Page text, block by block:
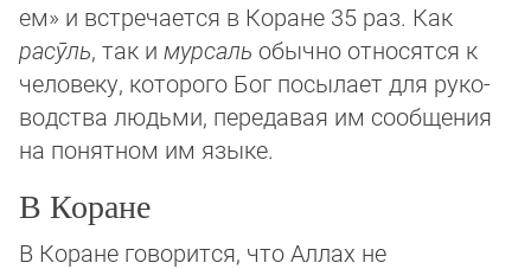
ем» и встре­чается в Коране 35 раз. Как
расӯль, так и мурсаль обычно относят­ся к
че­ловеку, которого Бог посылает для ру­ко­
вод­ства людьми, передавая им сообще­ния
на по­нят­ном им языке.
В Коране
В Коране говорится, что Аллах не